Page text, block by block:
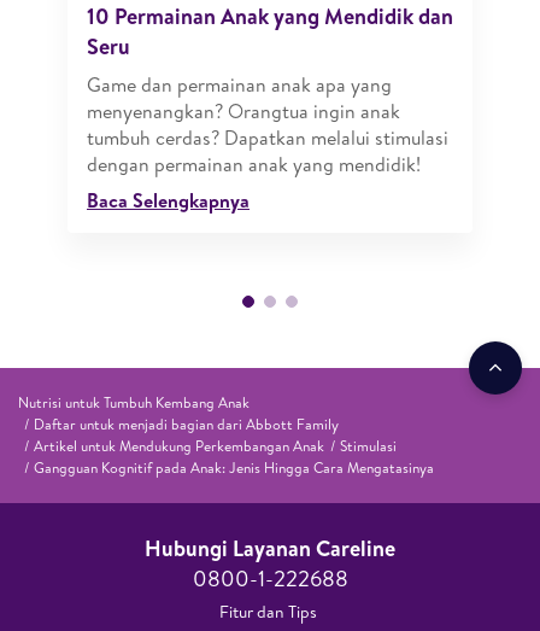
10 Permainan Anak yang Mendidik dan
Seru
Game dan permainan anak apa yang
menyenangkan? Orangtua ingin anak
tumbuh cerdas? Dapatkan melalui stimulasi
dengan permainan anak yang mendidik!
Baca Selengkapnya
Nutrisi untuk Tumbuh Kembang Anak
Daftar untuk menjadi bagian dari Abbott Family
Artikel untuk Mendukung Perkembangan Anak
Stimulasi
Gangguan Kognitif pada Anak: Jenis Hingga Cara Mengatasinya
Hubungi Layanan Careline​
0800-1-222688​
Fitur dan Tips ​